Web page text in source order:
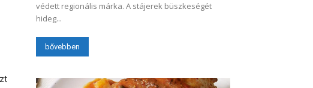
védett regionális márka. A stájerek büszkeségét
hideg...
bővebben